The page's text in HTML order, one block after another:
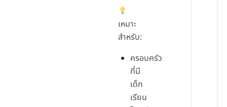
เหมาะ
สำหรับ:
ครอบครัว
ที่มี
เด็ก
เรียน